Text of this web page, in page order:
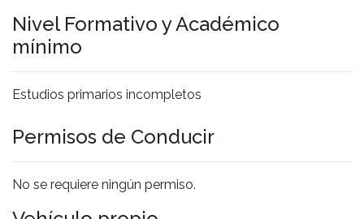
Nivel Formativo y Académico
mínimo
Estudios primarios incompletos
Permisos de Conducir
No se requiere ningún permiso.